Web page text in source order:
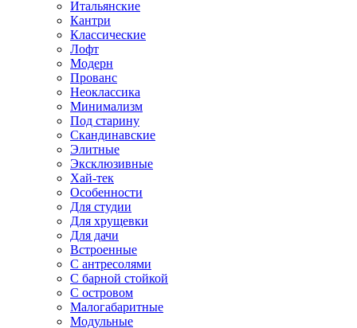
Итальянские
Кантри
Классические
Лофт
Модерн
Прованс
Неоклассика
Минимализм
Под старину
Скандинавские
Элитные
Эксклюзивные
Хай-тек
Особенности
Для студии
Для хрущевки
Для дачи
Встроенные
С антресолями
С барной стойкой
С островом
Малогабаритные
Модульные